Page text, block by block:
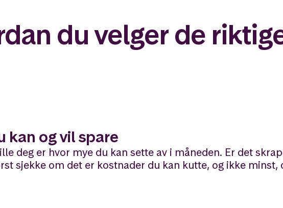
du velger de
kan og vil spare
deg er hvor mye du kan sette av i måneden. Er det
sjekke om det er kostnader du kan kutte, og ikke minst,